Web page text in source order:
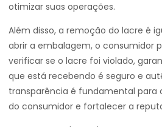
otimizar suas operações.
Além disso, a remoção do lacre é
abrir a embalagem, o consumidor
verificar se o lacre foi violado,
que está recebendo é seguro e
transparência é fundamental para
do consumidor e fortalecer a